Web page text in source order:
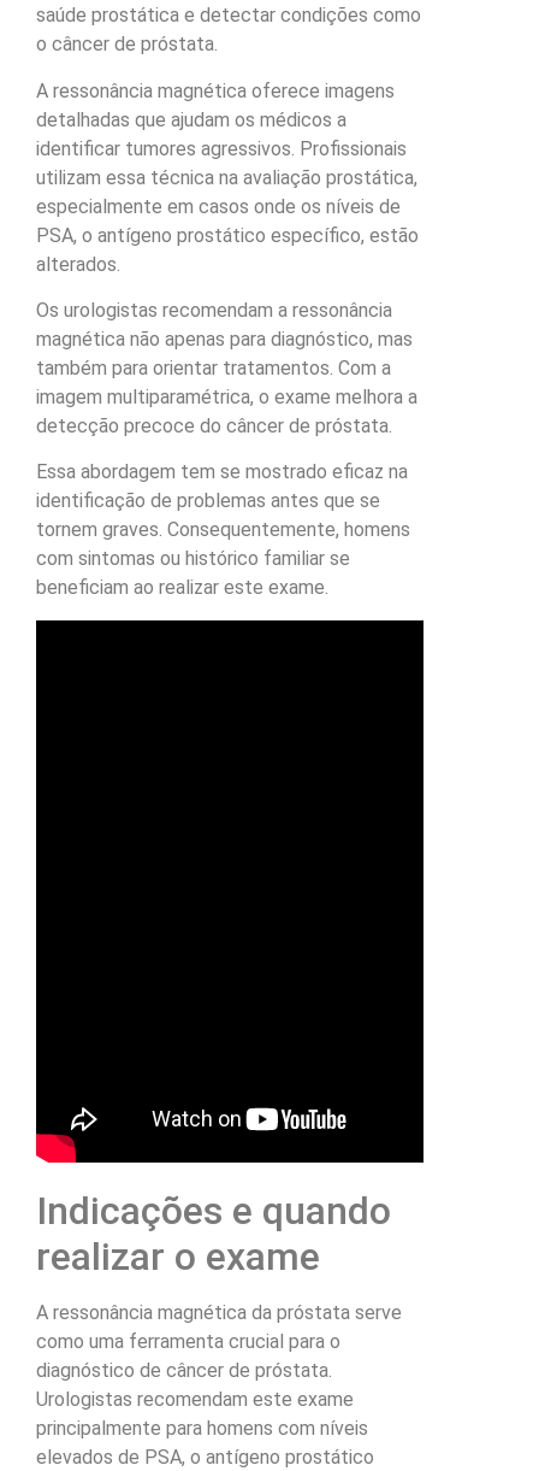
saúde prostática e detectar condições como
o câncer de próstata.
A ressonância magnética oferece imagens
detalhadas que ajudam os médicos a
identificar tumores agressivos. Profissionais
utilizam essa técnica na avaliação prostática,
especialmente em casos onde os níveis de
PSA, o antígeno prostático específico, estão
alterados.
Os urologistas recomendam a ressonância
magnética não apenas para diagnóstico, mas
também para orientar tratamentos. Com a
imagem multiparamétrica, o exame melhora a
detecção precoce do câncer de próstata.
Essa abordagem tem se mostrado eficaz na
identificação de problemas antes que se
tornem graves. Consequentemente, homens
com sintomas ou histórico familiar se
beneficiam ao realizar este exame.
Indicações e quando
realizar o exame
A ressonância magnética da próstata serve
como uma ferramenta crucial para o
diagnóstico de câncer de próstata.
Urologistas recomendam este exame
principalmente para homens com níveis
elevados de PSA, o antígeno prostático